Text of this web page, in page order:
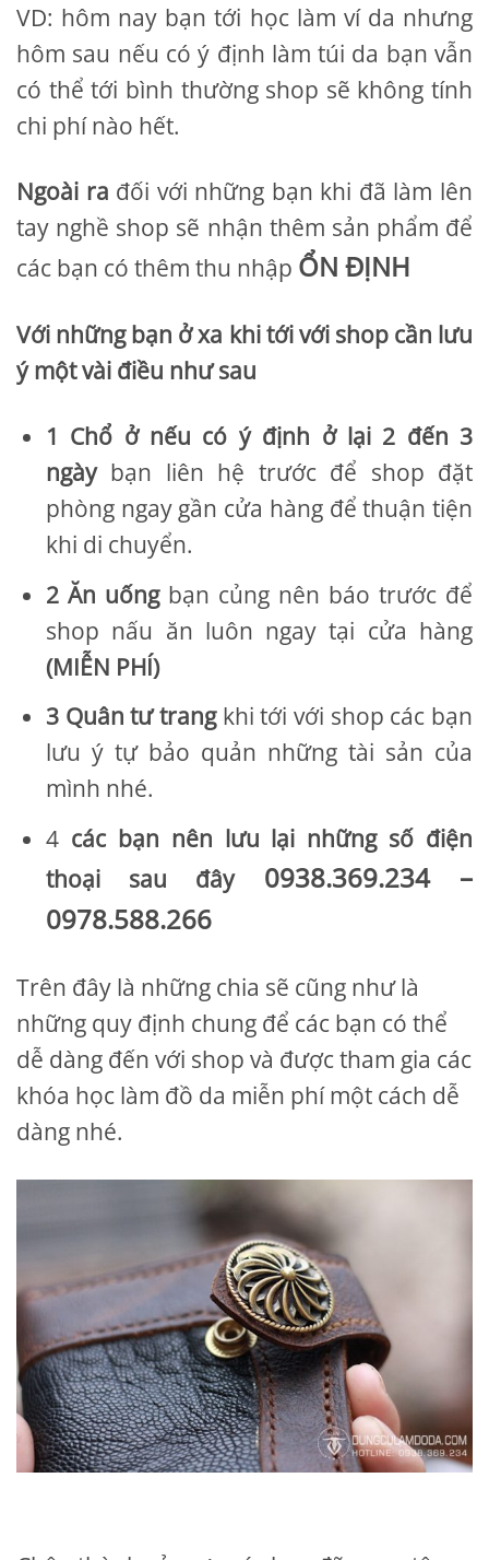
VD: hôm nay bạn tới học làm ví da nhưng
hôm sau nếu có ý định làm túi da bạn vẫn
có thể tới bình thường shop sẽ không tính
chi phí nào hết.
Ngoài ra đối với những bạn khi đã làm lên
tay nghề shop sẽ nhận thêm sản phẩm để
các bạn có thêm thu nhập ỔN ĐỊNH
Với những bạn ở xa khi tới với shop cần lưu
ý một vài điều như sau
1 Chổ ở nếu có ý định ở lại 2 đến 3
ngày bạn liên hệ trước để shop đặt
phòng ngay gần cửa hàng để thuận tiện
khi di chuyển.
2 Ăn uốngbạn củng nên báo trước để
shop nấu ăn luôn ngay tại cửa hàng
(MIỄN PHÍ)
3 Quân tư trangkhi tới với shop các bạn
lưu ý tự bảo quản những tài sản của
mình nhé.
4 các bạn nên lưu lại những số điện
thoại sau đây0938.369.234 –
0978.588.266
Trên đây là những chia sẽ cũng như là
những quy định chung để các bạn có thể
dễ dàng đến với shop và được tham gia các
khóa học làm đồ da miễn phí một cách dễ
dàng nhé.